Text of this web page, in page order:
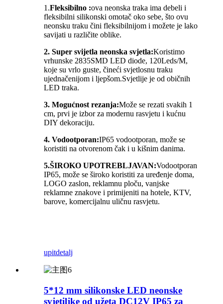
1.Fleksibilno :ova neonska traka ima debeli i
fleksibilni silikonski omotač oko sebe, što ovu
neonsku traku čini fleksibilnijom i možete je lako
savijati u različite oblike.
2. Super svijetla neonska svjetla:Koristimo
vrhunske 2835SMD LED diode, 120Leds/M,
koje su vrlo guste, čineći svjetlosnu traku
ujednačenijom i ljepšom.Svjetlije je od običnih
LED traka.
3. Mogućnost rezanja:Može se rezati svakih 1
cm, prvi je izbor za modernu rasvjetu i kućnu
DIY dekoraciju.
4. Vodootporan:IP65 vodootporan, može se
koristiti na otvorenom čak i u kišnim danima.
5.ŠIROKO UPOTREBLJAVAN:Vodootporan
IP65, može se široko koristiti za uređenje doma,
LOGO zaslon, reklamnu ploču, vanjske
reklamne znakove i primijeniti na hotele, KTV,
barove, komercijalnu uličnu rasvjetu.
upitdetalj
5*12 mm silikonske LED neonske
svjetiljke od užeta DC12V IP65 za